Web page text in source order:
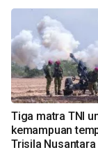
Tiga matra TNI
kemampuan
Trisila Nusantara